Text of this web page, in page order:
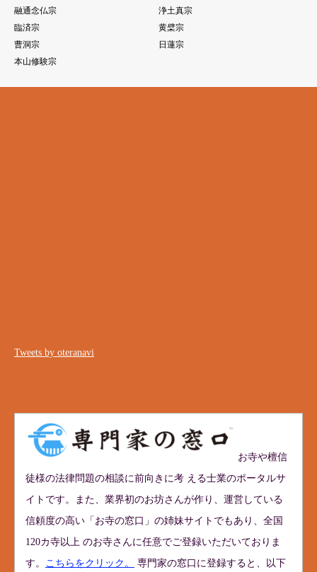
融通念仏宗
浄土真宗
臨済宗
黄檗宗
曹洞宗
日蓮宗
本山修験宗
Tweets by oteranavi
お寺や檀信
徒様の法律問題の相談に前向きに考 える士業のポータルサ
イトです。また、業界初のお坊さんが作り、運営している
信頼度の高い「お寺の窓口」の姉妹サイトでもあり、全国
120カ寺以上 のお寺さんに任意でご登録いただいておりま
す。
こちらをクリック。
専門家の窓口に登録すると、以下